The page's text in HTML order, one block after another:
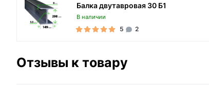
Балка двутавровая 30 Б1
В наличии
5 2
Отзывы к товару